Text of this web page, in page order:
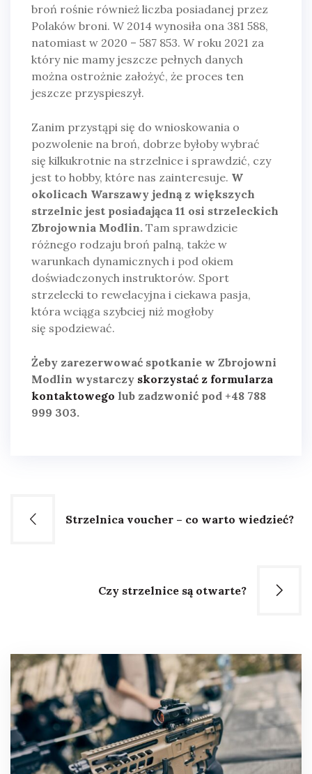
broń rośnie również liczba posiadanej przez
Polaków broni. W 2014 wynosiła ona 381 588,
natomiast w 2020 – 587 853. W roku 2021 za
który nie mamy jeszcze pełnych danych
można ostrożnie założyć, że proces ten
jeszcze przyspieszył.
Zanim przystąpi się do wnioskowania o
pozwolenie na broń, dobrze byłoby wybrać
się kilkukrotnie na strzelnice i sprawdzić, czy
jest to hobby, które nas zainteresuje. W
okolicach Warszawy jedną z większych
strzelnic jest posiadająca 11 osi strzeleckich
Zbrojownia Modlin. Tam sprawdzicie
różnego rodzaju broń palną, także w
warunkach dynamicznych i pod okiem
doświadczonych instruktorów. Sport
strzelecki to rewelacyjna i ciekawa pasja,
która wciąga szybciej niż mogłoby
się spodziewać.
Żeby zarezerwować spotkanie w Zbrojowni
Modlin wystarczy skorzystać z formularza
kontaktowego lub zadzwonić pod +48 788
999 303.
Nawigacja
Strzelnica voucher – co warto wiedzieć?
Czy strzelnice są otwarte?